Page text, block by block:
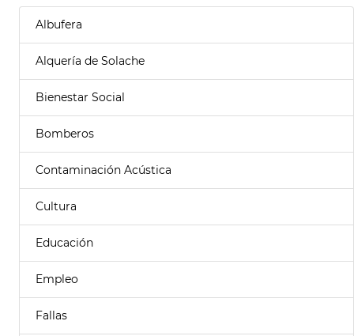
Albufera
Alquería de Solache
Bienestar Social
Bomberos
Contaminación Acústica
Cultura
Educación
Empleo
Fallas